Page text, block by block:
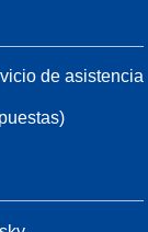
2
de asistencia